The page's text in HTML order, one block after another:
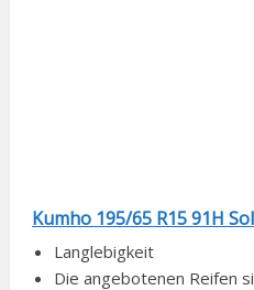
Kumho 195/65 R15 91H
Langlebigkeit
Die angebotenen Reifen